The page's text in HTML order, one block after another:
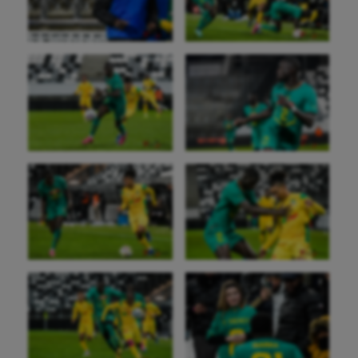
Gymnastique
Gymnastique rythmique
Haltérophilie
Handisport
Hippisme
Jeux Olympiques et Paralympiques
Kayak-polo
Korfbal
Longue paume
Moto
Natation